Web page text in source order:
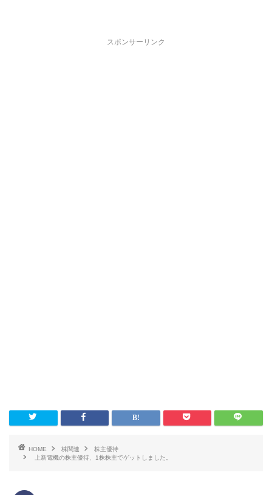
スポンサーリンク
HOME 株関連
株主優待
上新電機の株主優待、1株株主でゲットしました。